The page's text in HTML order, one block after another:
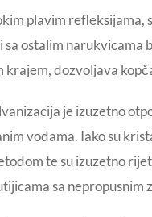
plavim
ostalim
dozvoljava
je izuzetno
vodama. Iako su
te su izuzetno
sa nepropusnim